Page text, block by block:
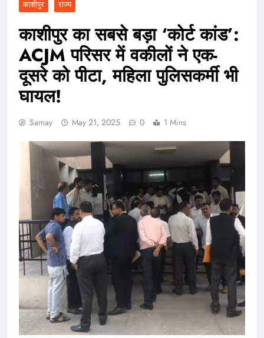
काशीपुर राज्य
काशीपुर का सबसे बड़ा ‘कोर्ट कांड’:
ACJM परिसर में वकीलों ने एक-
दूसरे को पीटा, महिला पुलिसकर्मी भी
घायल!
Samay May 21, 2025 0 1 Mins